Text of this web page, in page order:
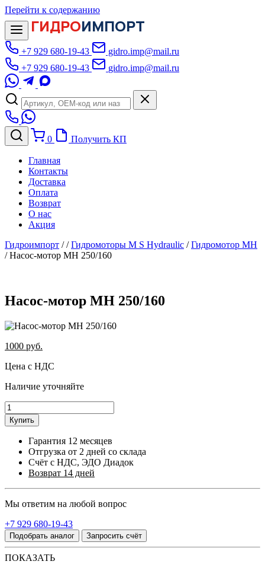
Перейти к содержанию
ГИДРОИМПОРТ
+7 929 680-19-43
gidro.imp@mail.ru
+7 929 680-19-43
gidro.imp@mail.ru
0 Получить КП
Главная
Контакты
Доставка
Оплата
Возврат
О нас
Акция
Гидроимпорт //Гидромоторы M S Hydraulic /Гидромотор MH
/Насос-мотор МН 250/160
Насос-мотор МН 250/160
1000 руб.
Цена с НДС
Наличие уточняйте
Купить
Гарантия 12 месяцев
Отгрузка от 2 дней со склада
Счёт с НДС, ЭДО Диадок
Возврат 14 дней
Мы ответим на любой вопрос
+7 929 680-19-43
Подобрать аналог Запросить счёт
ПОКАЗАТЬ